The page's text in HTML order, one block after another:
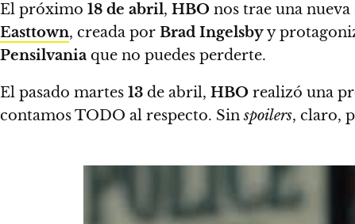
El próximo 18 de abril, HBO nos trae una
Easttown, creada por Brad Ingelsbyy
Pensilvania que no puedes perderte.
El pasado martes 13 de abril, HBO realizó una
contamos TODO al respecto. Sinspoilers, claro,